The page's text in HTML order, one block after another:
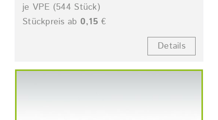
je VPE (544 Stück)
Stückpreis ab 0,15 €
Details